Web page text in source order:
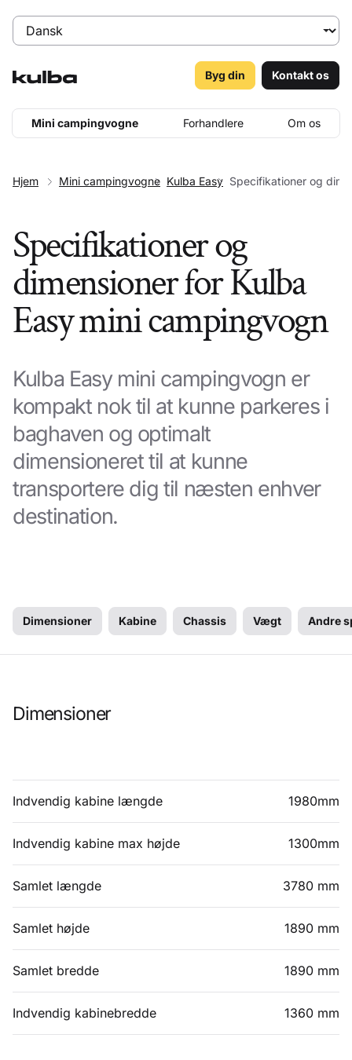
Mini campingvogne Forhandlere Om os
Byg din Kontakt os
Hjem Mini campingvogne Kulba Easy Specifikationer og
Specifikationer og
dimensioner for Kulba
Easy mini campingvogn
Kulba Easy mini campingvogn er
kompakt nok til at kunne parkeres i
baghaven og optimalt
dimensioneret til at kunne
transportere dig til næsten enhver
destination.
Dimensioner Kabine Chassis Vægt Andre
Dimensioner
Indvendig kabine længde 1980mm
Indvendig kabine max højde 1300mm
Samlet længde 3780 mm
Samlet højde 1890 mm
Samlet bredde 1890 mm
Indvendig kabinebredde 1360 mm